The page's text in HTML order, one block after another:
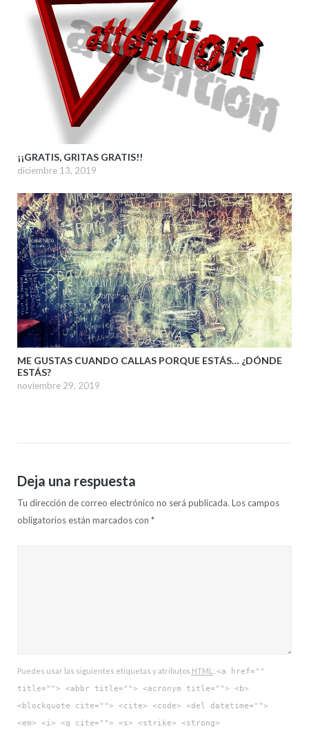
¡¡GRATIS, GRITAS GRATIS!!
diciembre 13, 2019
ME GUSTAS CUANDO CALLAS PORQUE ESTÁS… ¿DÓNDE
ESTÁS?
noviembre 29, 2019
Deja una respuesta
Tu dirección de correo electrónico no será publicada. Los campos
obligatorios están marcados con *
Puedes usar las siguientes etiquetas y atributos HTML : <a href=""
title=""> <abbr title=""> <acronym title=""> <b>
<blockquote cite=""> <cite> <code> <del datetime="">
<em> <i> <q cite=""> <s> <strike> <strong>